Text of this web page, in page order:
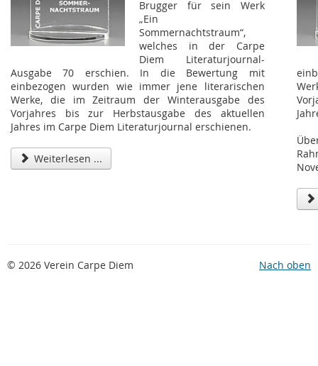
Brugger für sein Werk
„Ein
Sommernachtstraum“,
welches in der Carpe
Diem Literaturjournal-
Ausgabe 70 erschien. In die Bewertung mit
einbezogen wurden wie immer jene literarischen
Werke, die im Zeitraum der Winterausgabe des
Vorjahres bis zur Herbstausgabe des aktuellen
Jahres im Carpe Diem Literaturjournal erschienen.
Weiterlesen ...
Nach oben
© 2026 Verein Carpe Diem